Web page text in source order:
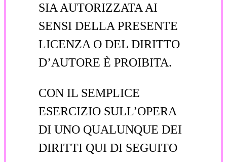
SIA AUTORIZZATA AI
SENSI DELLA PRESENTE
LICENZA O DEL DIRITTO
D’AUTORE È PROIBITA.
CON IL SEMPLICE
ESERCIZIO SULL’OPERA
DI UNO QUALUNQUE DEI
DIRITTI QUI DI SEGUITO